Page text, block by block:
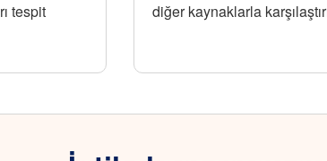
tespit
diğer kaynaklarla